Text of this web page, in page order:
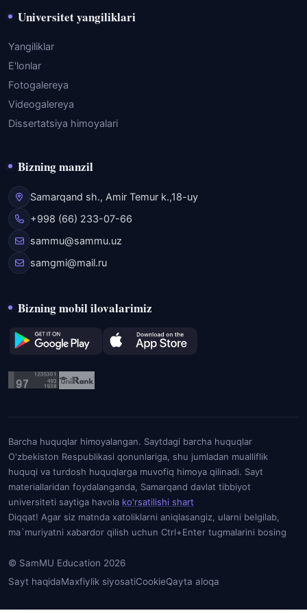
Universitet yangiliklari
Yangiliklar
E'lonlar
Fotogalereya
Videogalereya
Dissertatsiya himoyalari
Bizning manzil
Samarqand sh., Amir Temur k.,18-uy
+998 (66) 233-07-66
sammu@sammu.uz
samgmi@mail.ru
Bizning mobil ilovalarimiz
Barcha huquqlar himoyalangan. Saytdagi barcha huquqlar
O'zbekiston Respublikasi qonunlariga, shu jumladan mualliflik
huquqi va turdosh huquqlarga muvofiq himoya qilinadi. Sayt
materiallaridan foydalanganda, Samarqand davlat tibbiyot
universiteti saytiga havola ko'rsatilishi shart
Diqqat! Agar siz matnda xatoliklarni aniqlasangiz, ularni belgilab,
ma`muriyatni xabardor qilish uchun Ctrl+Enter tugmalarini bosing
© SamMU Education 2026
Sayt haqidaMaxfiylik siyosatiCookieQayta aloqa